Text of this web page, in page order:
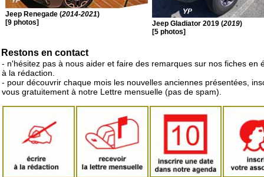
Jeep Renegade (2014-2021)
[9 photos]
Jeep Gladiator 2019 (2019)
[5 photos]
Restons en contact
- n'hésitez pas à nous aider et faire des remarques sur nos fiches en
à la rédaction.
- pour découvrir chaque mois les nouvelles anciennes présentées,
vous gratuitement à notre Lettre mensuelle (pas de spam).